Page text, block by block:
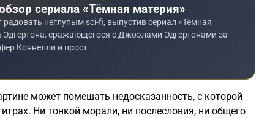
сериала «Тёмная материя»
радовать неглупым sci-fi, выпустив сериал «Тёмная
сражающегося с Джоэлами Эдгертонами за
Коннелли и прост
может помешать недосказанность, с которой
Ни тонкой морали, ни послесловия, ни общего